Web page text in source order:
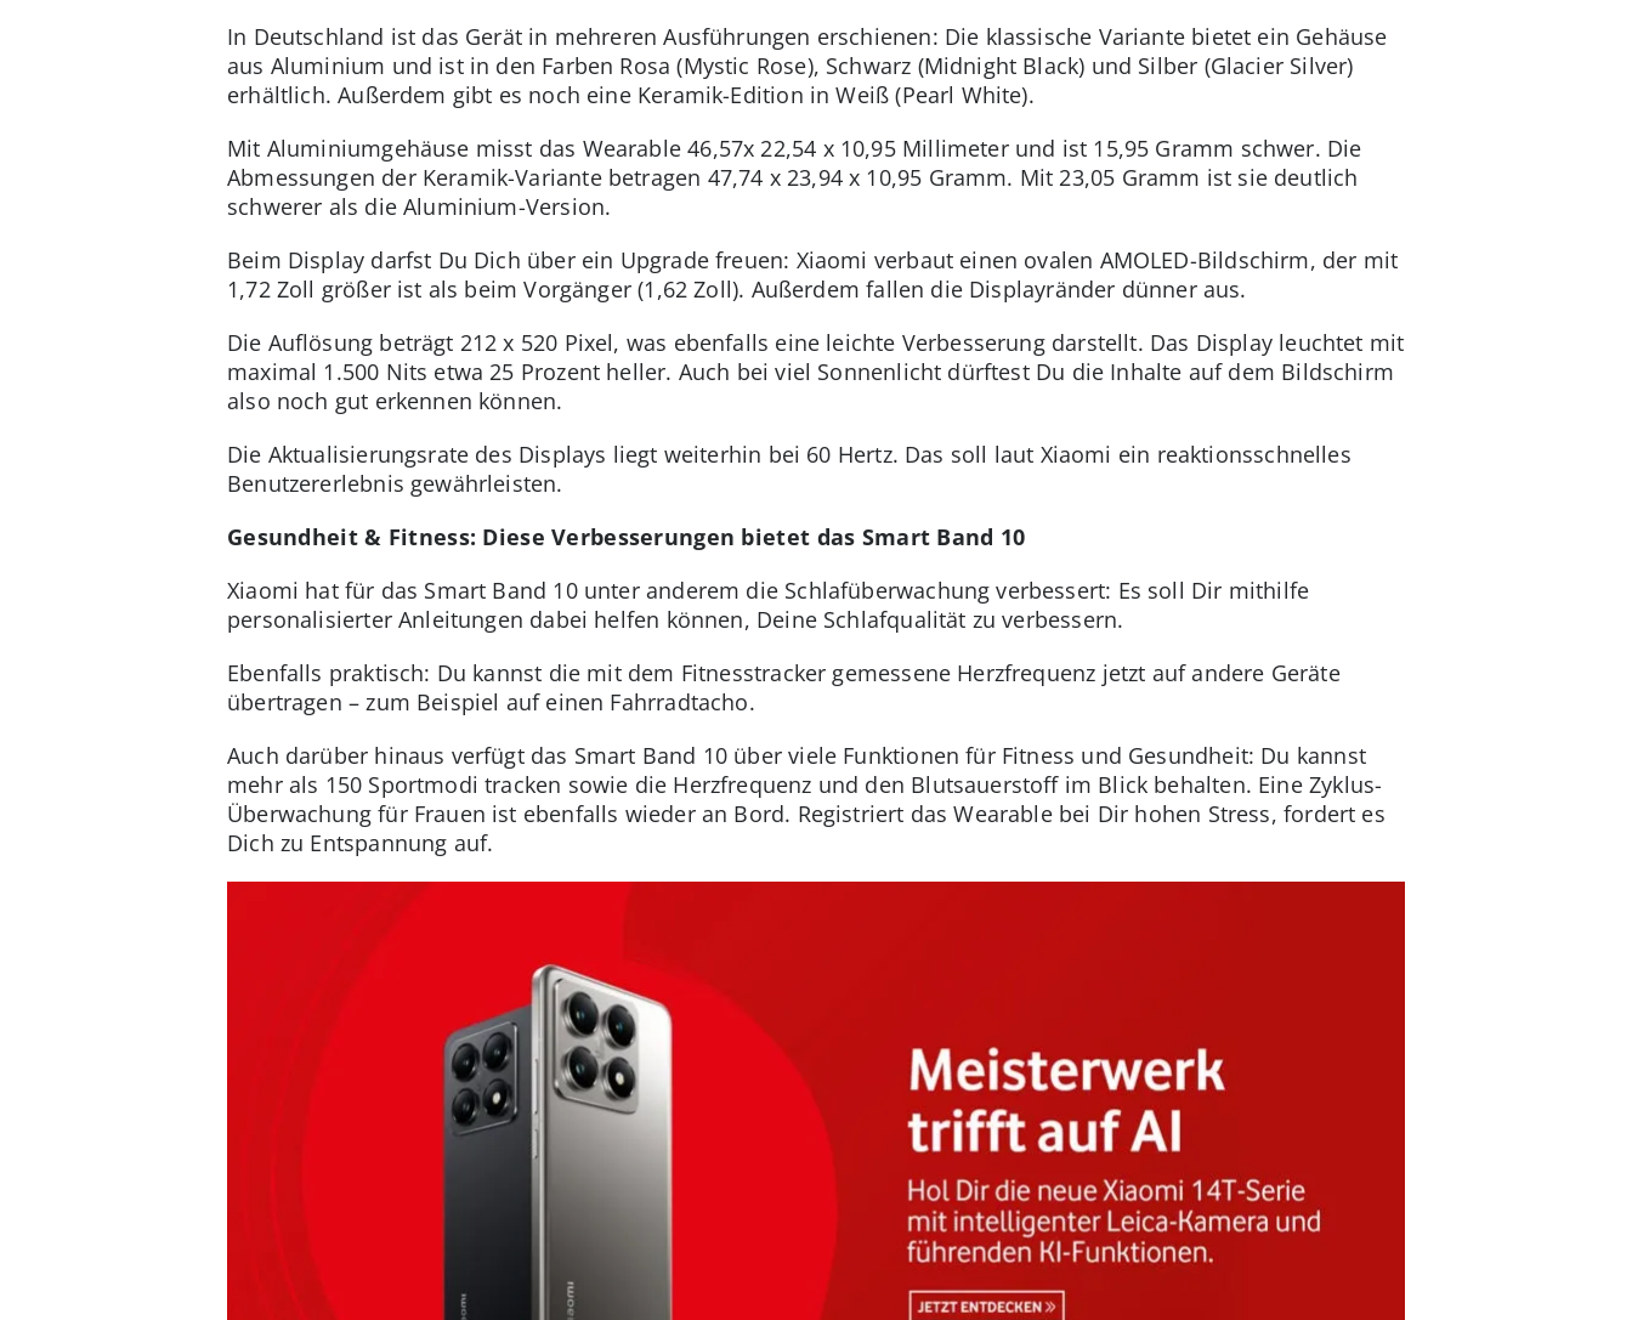
In Deutschland ist das Gerät in mehreren Ausführungen erschienen: Die klassische Variante bietet ein Gehäuse
aus Aluminium und ist in den Farben Rosa (Mystic Rose), Schwarz (Midnight Black) und Silber (Glacier Silver)
erhältlich. Außerdem gibt es noch eine Keramik-Edition in Weiß (Pearl White).
Mit Aluminiumgehäuse misst das Wearable 46,57x 22,54 x 10,95 Millimeter und ist 15,95 Gramm schwer. Die
Abmessungen der Keramik-Variante betragen 47,74 x 23,94 x 10,95 Gramm. Mit 23,05 Gramm ist sie deutlich
schwerer als die Aluminium-Version.
Beim Display darfst Du Dich über ein Upgrade freuen: Xiaomi verbaut einen ovalen AMOLED-Bildschirm, der mit
1,72 Zoll größer ist als beim Vorgänger (1,62 Zoll). Außerdem fallen die Displayränder dünner aus.
Die Auflösung beträgt 212 x 520 Pixel, was ebenfalls eine leichte Verbesserung darstellt. Das Display leuchtet mit
maximal 1.500 Nits etwa 25 Prozent heller. Auch bei viel Sonnenlicht dürftest Du die Inhalte auf dem Bildschirm
also noch gut erkennen können.
Die Aktualisierungsrate des Displays liegt weiterhin bei 60 Hertz. Das soll laut Xiaomi ein reaktionsschnelles
Benutzererlebnis gewährleisten.
Gesundheit & Fitness: Diese Verbesserungen bietet das Smart Band 10
Xiaomi hat für das Smart Band 10 unter anderem die Schlafüberwachung verbessert: Es soll Dir mithilfe
personalisierter Anleitungen dabei helfen können, Deine Schlafqualität zu verbessern.
Ebenfalls praktisch: Du kannst die mit dem Fitnesstracker gemessene Herzfrequenz jetzt auf andere Geräte
übertragen – zum Beispiel auf einen Fahrradtacho.
Auch darüber hinaus verfügt das Smart Band 10 über viele Funktionen für Fitness und Gesundheit: Du kannst
mehr als 150 Sportmodi tracken sowie die Herzfrequenz und den Blutsauerstoff im Blick behalten. Eine Zyklus-
Überwachung für Frauen ist ebenfalls wieder an Bord. Registriert das Wearable bei Dir hohen Stress, fordert es
Dich zu Entspannung auf.